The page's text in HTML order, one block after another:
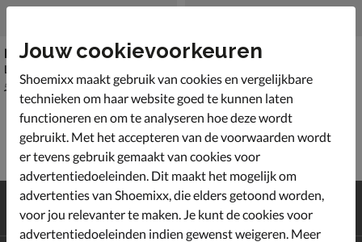
Nelson Kids
Lage sneakers - zilver
van € 59,99 vanaf € 38,49
59 99 v.a.38,49
Skechers Uno Gen 1
€ 69,99
69,99
Gratisverzending en retour*
Achterafbetalen
Jouw cookievoorkeuren
Shoemixx maakt gebruik van cookies en vergelijkbare
technieken om haar website goed te kunnen laten
functioneren en om te analyseren hoe deze wordt
gebruikt. Met het accepteren van de voorwaarden wordt
er tevens gebruik gemaakt van cookies voor
advertentiedoeleinden. Dit maakt het mogelijk om
advertenties van Shoemixx, die elders getoond worden,
voor jou relevanter te maken. Je kunt de cookies voor
advertentiedoeleinden indien gewenst weigeren. Meer